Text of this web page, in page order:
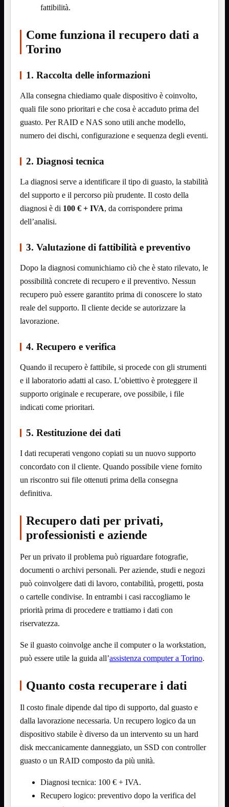
Colla
Misurazione
Nastro
Spray
Taglio
Utensili
Assemblaggio Mostra tutti i prodotti
Fascette
Pasta Termica
Staffa 
StaffaMostra tutti i prodotti
USB
UPSMostra tutti i prodotti
Cavi Alimentazione
Connettori
Multiprese
Notebook
Tablet
USB

ACER
ASUS
DELL
IBM/LENOVO
MICROSOFT
SAMSUNG
SONY
PC Mostra tutti i prodotti
ATX 3.0
ATX Certificati
MICRO-ATX
USBMostra tutti i prodotti
12Volt
220Volt
Pulizia Mostra tutti i prodotti
AccessoriMostra tutti i prodotti
Borse Notebook 
Joypad Joystick
Lettori Barcode
Supporti Notebook
Supporti PC
Borse Notebook
Mostra tutti i prodotti
da 12" a 15,6"
meno di 12"
2.0
fattibilità.
Come funziona il recupero dati a
Torino
1. Raccolta delle informazioni
Alla consegna chiediamo quale dispositivo è coinvolto,
quali file sono prioritari e che cosa è accaduto prima del
guasto. Per RAID e NAS sono utili anche modello,
numero dei dischi, configurazione e sequenza degli eventi.
2. Diagnosi tecnica
La diagnosi serve a identificare il tipo di guasto, la stabilità
del supporto e il percorso più prudente. Il costo della
diagnosi è di 100 € + IVA, da corrispondere prima
dell’analisi.
3. Valutazione di fattibilità e preventivo
Dopo la diagnosi comunichiamo ciò che è stato rilevato, le
possibilità concrete di recupero e il preventivo. Nessun
recupero può essere garantito prima di conoscere lo stato
reale del supporto. Il cliente decide se autorizzare la
lavorazione.
4. Recupero e verifica
Quando il recupero è fattibile, si procede con gli strumenti
e il laboratorio adatti al caso. L’obiettivo è proteggere il
supporto originale e recuperare, ove possibile, i file
indicati come prioritari.
5. Restituzione dei dati
I dati recuperati vengono copiati su un nuovo supporto
concordato con il cliente. Quando possibile viene fornito
un riscontro sui file ottenuti prima della consegna
definitiva.
Recupero dati per privati,
professionisti e aziende
Per un privato il problema può riguardare fotografie,
documenti o archivi personali. Per aziende, studi e negozi
può coinvolgere dati di lavoro, contabilità, progetti, posta
o cartelle condivise. In entrambi i casi raccogliamo le
priorità prima di procedere e trattiamo i dati con
riservatezza.
Se il guasto coinvolge anche il computer o la workstation,
può essere utile la guida all’assistenza computer a Torino.
Quanto costa recuperare i dati
Il costo finale dipende dal tipo di supporto, dal guasto e
dalla lavorazione necessaria. Un recupero logico da un
dispositivo stabile è diverso da un intervento su un hard
disk meccanicamente danneggiato, un SSD con controller
guasto o un RAID composto da più unità.
Diagnosi tecnica: 100 € + IVA.
Recupero logico: preventivo dopo la verifica del